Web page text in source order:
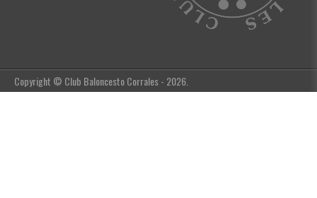
Copyright © Club Baloncesto Corrales - 2026.